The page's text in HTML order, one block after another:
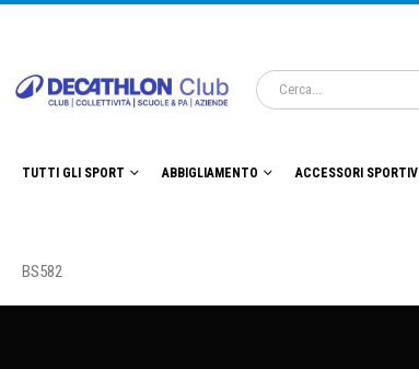
TUTTI GLI SPORT ABBIGLIAMENTO ACCESSORI SPORTIVI
BS582